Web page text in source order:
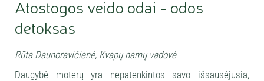
Atostogos veido odai - odos
detoksas
Rūta Daunoravičienė, Kvapų namų vadovė
Daugybė moterų yra nepatenkintos savo išsausėjusia,